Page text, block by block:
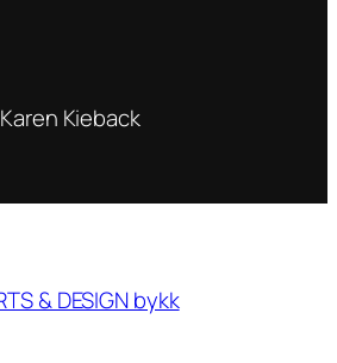
Karen Kieback